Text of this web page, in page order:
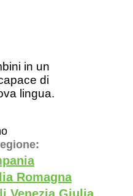
in un
di
lingua.
Romagna